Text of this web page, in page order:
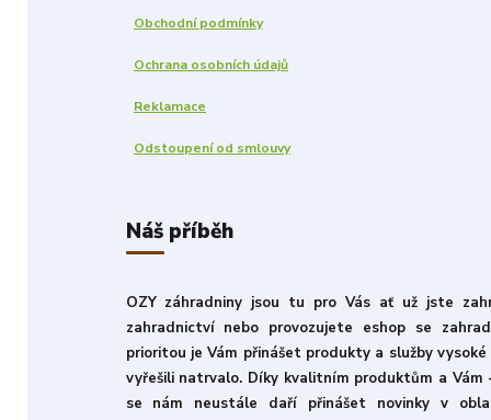
Obchodní podmínky
Ochrana osobních údajů
Reklamace
Odstoupení od smlouvy
Náš příběh
OZY záhradniny jsou tu pro Vás ať už jste
zahradnictví nebo provozujete eshop se
prioritou je Vám přinášet produkty a služby
vyřešili natrvalo. Díky kvalitním produktům a Vám
se nám neustále daří přinášet novinky v